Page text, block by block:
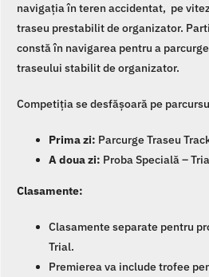
navigația în teren accidentat, pe
traseu prestabilit de organizator.
constă în navigarea pentru a
traseului stabilit de organizator.
Competiția se desfășoară pe
Prima zi: Parcurge Traseu
A doua zi: Proba Specială –
Clasamente:
Clasamente separate pentru
Trial.
Premierea va include trofee